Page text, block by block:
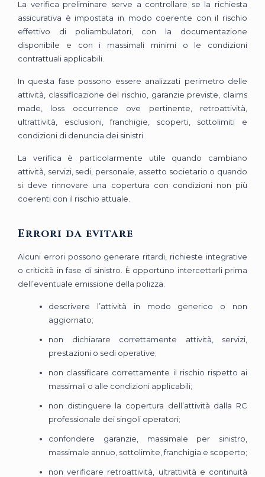
La verifica preliminare serve a controllare se la richiesta
assicurativa è impostata in modo coerente con il rischio
effettivo di poliambulatori, con la documentazione
disponibile e con i massimali minimi o le condizioni
contrattuali applicabili.
In questa fase possono essere analizzati perimetro delle
attività, classificazione del rischio, garanzie previste, claims
made, loss occurrence ove pertinente, retroattività,
ultrattività, esclusioni, franchigie, scoperti, sottolimiti e
condizioni di denuncia dei sinistri.
La verifica è particolarmente utile quando cambiano
attività, servizi, sedi, personale, assetto societario o quando
si deve rinnovare una copertura con condizioni non più
coerenti con il rischio attuale.
Errori da evitare
Alcuni errori possono generare ritardi, richieste integrative
o criticità in fase di sinistro. È opportuno intercettarli prima
dell’eventuale emissione della polizza.
descrivere l’attività in modo generico o non
aggiornato;
non dichiarare correttamente attività, servizi,
prestazioni o sedi operative;
non classificare correttamente il rischio rispetto ai
massimali o alle condizioni applicabili;
non distinguere la copertura dell’attività dalla RC
professionale dei singoli operatori;
confondere garanzie, massimale per sinistro,
massimale annuo, sottolimite, franchigia e scoperto;
non verificare retroattività, ultrattività e continuità